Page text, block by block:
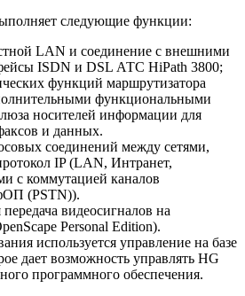
следующие функции:
LAN и соединение с внешними
ISDN и DSL АТС HiPath 3800;
функций маршрутизатора
функциональными
носителей информации для
и данных.
соединений между сетями,
IP (LAN, Интранет,
с коммутацией каналов
(PSTN)).
видеосигналов на
Personal Edition).
используется управление на базе
дает возможность управлять HG
программного обеспечения.